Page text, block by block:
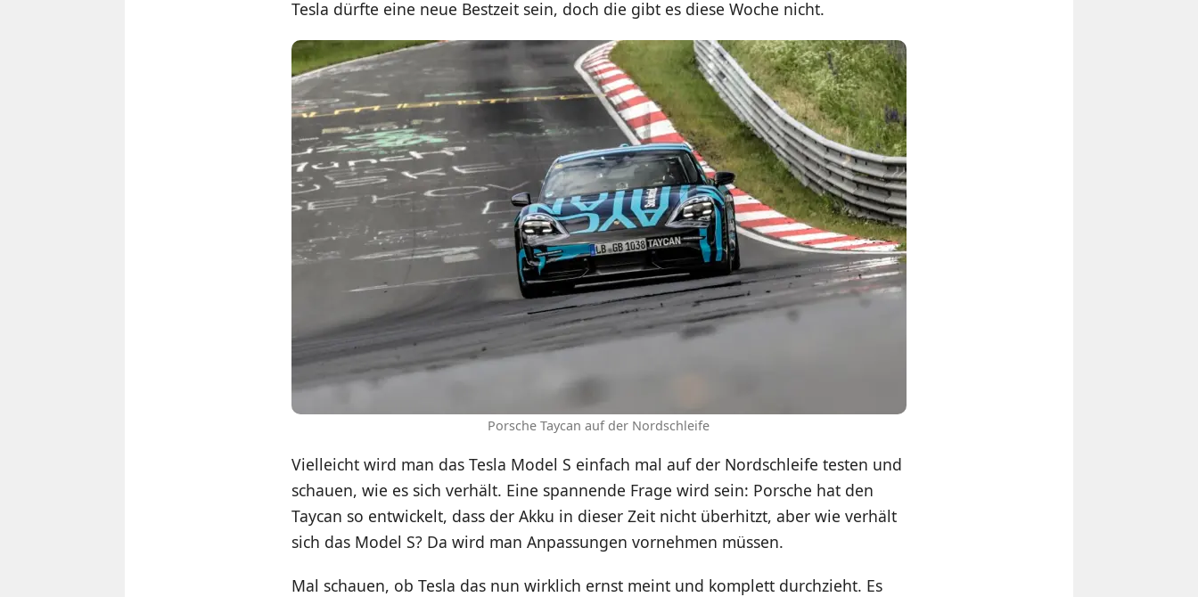
Tesla dürfte eine neue Bestzeit sein, doch die gibt es diese Woche nicht.
Porsche Taycan auf der Nordschleife
Vielleicht wird man das Tesla Model S einfach mal auf der Nordschleife testen und
schauen, wie es sich verhält. Eine spannende Frage wird sein: Porsche hat den
Taycan so entwickelt, dass der Akku in dieser Zeit nicht überhitzt, aber wie verhält
sich das Model S? Da wird man Anpassungen vornehmen müssen.
Mal schauen, ob Tesla das nun wirklich ernst meint und komplett durchzieht. Es